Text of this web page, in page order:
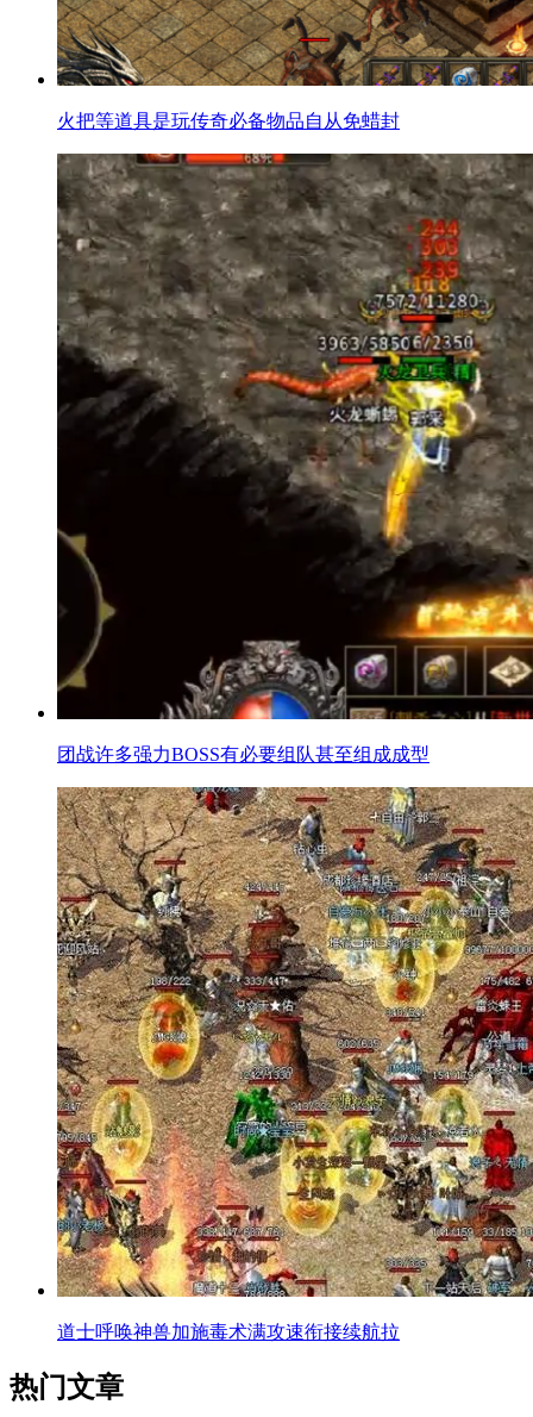
火把等道具是玩传奇必备物品自从免蜡封
团战许多强力BOSS有必要组队甚至组成成型
道士呼唤神兽加施毒术满攻速衔接续航拉
热门文章